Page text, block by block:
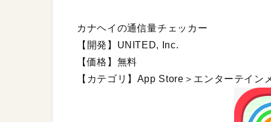
カナヘイの通信量チェッカー
【開発】UNITED, Inc.
【価格】無料
【カテゴリ】App Store＞エンターテイン